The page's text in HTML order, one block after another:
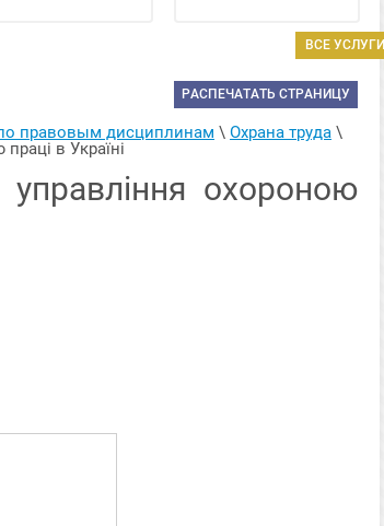
ВСЕ УСЛУГИ
РАСПЕЧАТАТЬ СТРАНИЦУ
правовым дисциплинам \ Охрана труда
в Україні
охороною